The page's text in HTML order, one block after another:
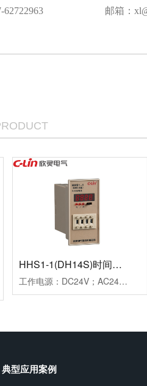
62722963
邮箱：
HHS1-1(DH14S)时间继电器
工作电源：DC24V；AC24V、AC220V、AC380V延时范围：0.01s~99h99m时分秒设置重复误差：≤1%工作模式：通电延时计时方式：正计时，数码管显示触点形式：两组延时带复位暂停功能触点容量：3AAC250V(阻性)外形尺寸：52×104×114mm开孔尺寸：45×77mm安装方式：面板式
典型应用案例